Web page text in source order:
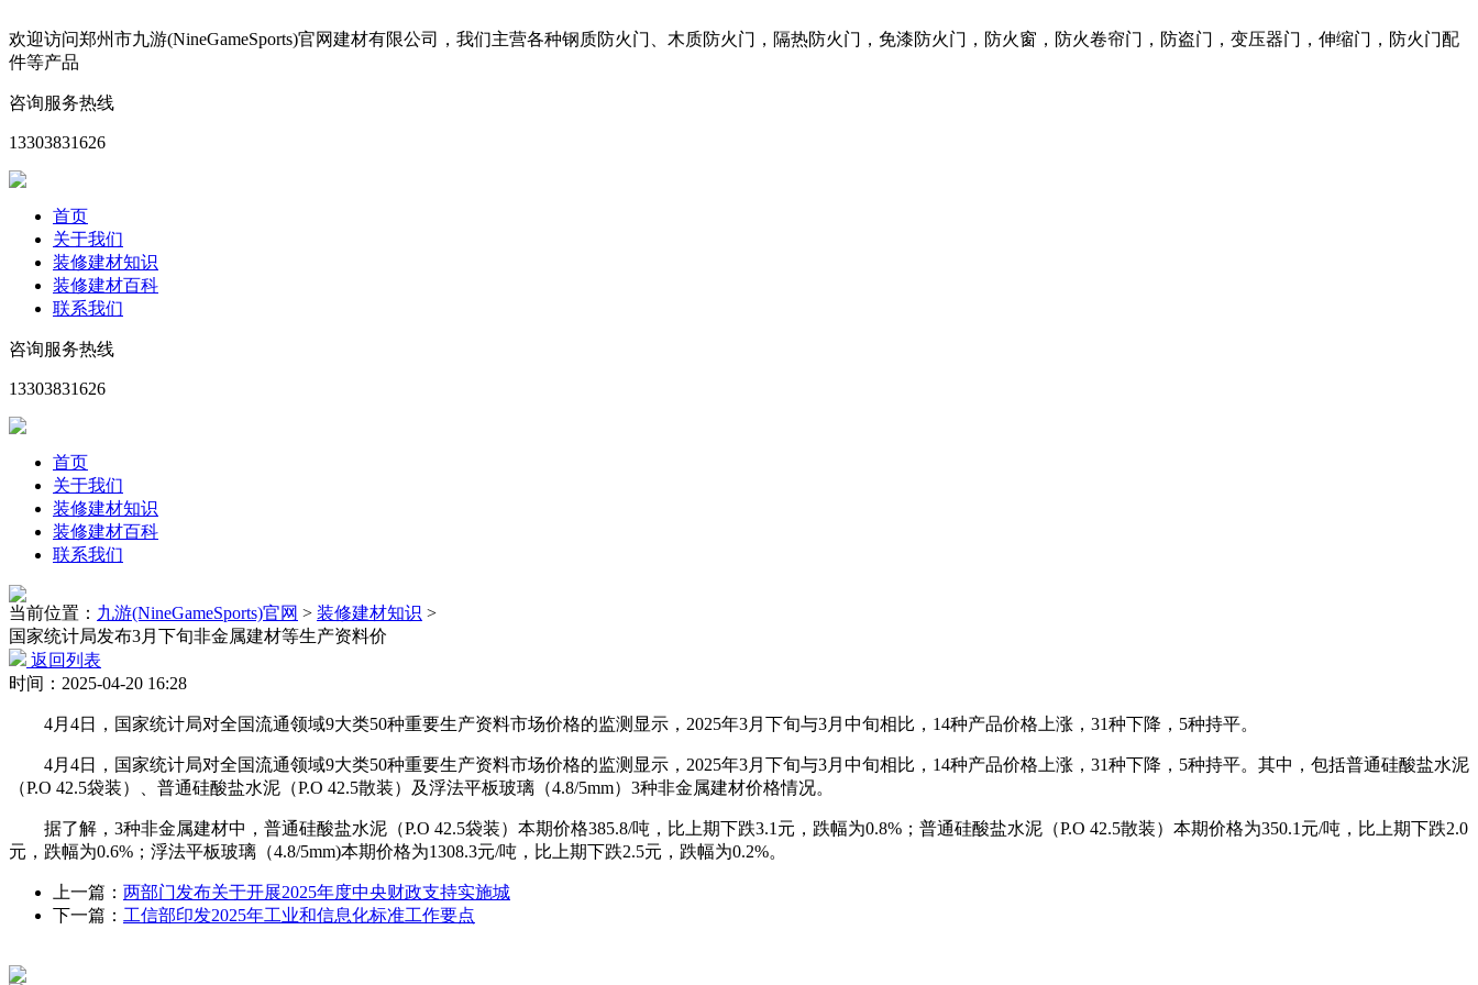
欢迎访问郑州市九游(NineGameSports)官网建材有限公司，我们主营各种钢质防火门、木质防火门，隔热防火门，免漆防火门，防火窗，防火卷帘门，防盗门，变压器门，伸缩门，防火门配
件等产品
咨询服务热线
13303831626
首页
关于我们
装修建材知识
装修建材百科
联系我们
咨询服务热线
13303831626
首页
关于我们
装修建材知识
装修建材百科
联系我们
当前位置： 九游(NineGameSports)官网 > 装修建材知识 >
国家统计局发布3月下旬非金属建材等生产资料价
返回列表
时间：2025-04-20 16:28
4月4日，国家统计局对全国流通领域9大类50种重要生产资料市场价格的监测显示，2025年3月下旬与3月中旬相比，14种产品价格上涨，31种下降，5种持平。
4月4日，国家统计局对全国流通领域9大类50种重要生产资料市场价格的监测显示，2025年3月下旬与3月中旬相比，14种产品价格上涨，31种下降，5种持平。其中，包括普通硅酸盐水泥
（P.O 42.5袋装）、普通硅酸盐水泥（P.O 42.5散装）及浮法平板玻璃（4.8/5mm）3种非金属建材价格情况。
据了解，3种非金属建材中，普通硅酸盐水泥（P.O 42.5袋装）本期价格385.8/吨，比上期下跌3.1元，跌幅为0.8%；普通硅酸盐水泥（P.O 42.5散装）本期价格为350.1元/吨，比上期下跌2.0
元，跌幅为0.6%；浮法平板玻璃（4.8/5mm)本期价格为1308.3元/吨，比上期下跌2.5元，跌幅为0.2%。
上一篇： 两部门发布关于开展2025年度中央财政支持实施城
下一篇： 工信部印发2025年工业和信息化标准工作要点